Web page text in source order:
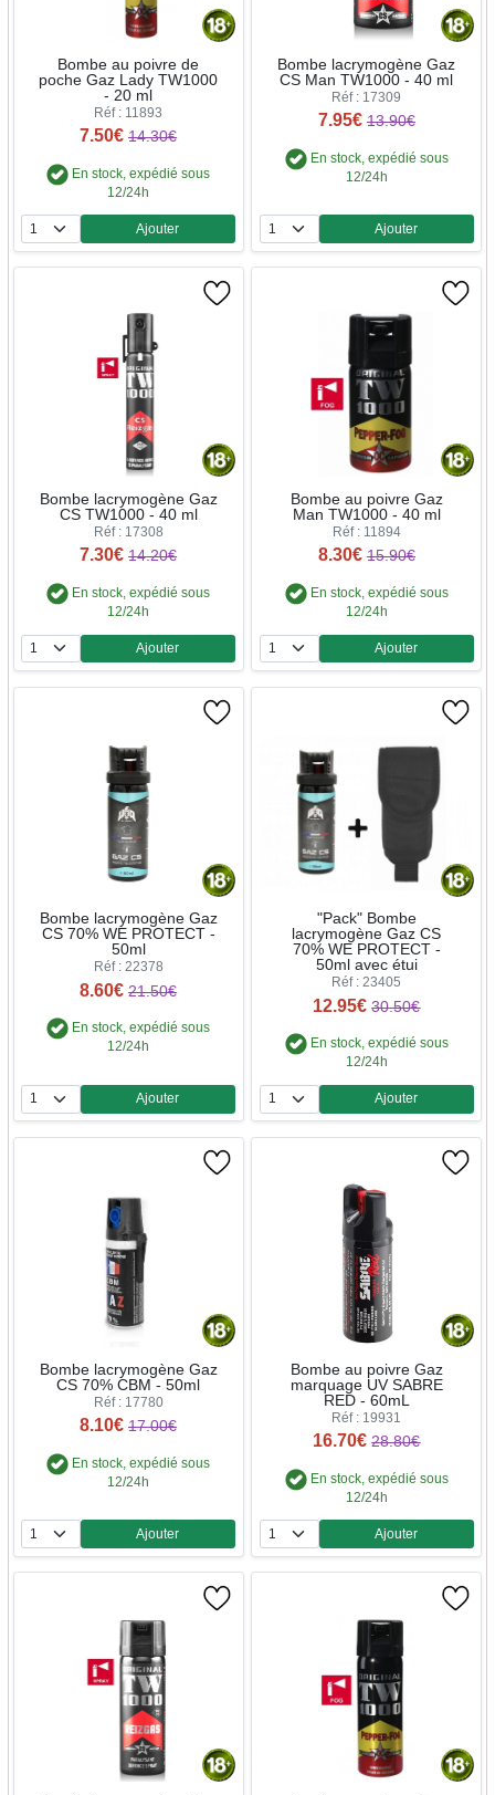
Bombe au poivre de
poche Gaz Lady TW1000
- 20 ml
Réf : 11893
7.50€ 14.30€
En stock, expédié sous
12/24h
Quantité
Ajouter
Bombe lacrymogène Gaz
CS Man TW1000 - 40 ml
Réf : 17309
7.95€ 13.90€
En stock, expédié sous
12/24h
Quantité
Ajouter
Bombe lacrymogène Gaz
CS TW1000 - 40 ml
Réf : 17308
7.30€ 14.20€
En stock, expédié sous
12/24h
Quantité
Ajouter
Bombe au poivre Gaz
Man TW1000 - 40 ml
Réf : 11894
8.30€ 15.90€
En stock, expédié sous
12/24h
Quantité
Ajouter
Bombe lacrymogène Gaz
CS 70% WE PROTECT -
50ml
Réf : 22378
8.60€ 21.50€
En stock, expédié sous
12/24h
Quantité
Ajouter
"Pack" Bombe
lacrymogène Gaz CS
70% WE PROTECT -
50ml avec étui
Réf : 23405
12.95€ 30.50€
En stock, expédié sous
12/24h
Quantité
Ajouter
Bombe lacrymogène Gaz
CS 70% CBM - 50ml
Réf : 17780
8.10€ 17.00€
En stock, expédié sous
12/24h
Quantité
Ajouter
Bombe au poivre Gaz
marquage UV SABRE
RED - 60mL
Réf : 19931
16.70€ 28.80€
En stock, expédié sous
12/24h
Quantité
Ajouter